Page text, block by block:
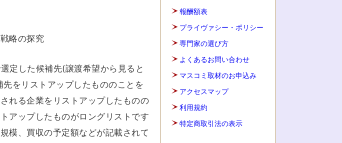
略の探究
定した候補先(譲渡希望から見ると
をリストアップしたもののことを
れる企業をリストアップしたものの
アップしたものがロングリストです
模、買収の予定額などが記載されて
報酬額表
プライヴァシー・ポリシー
専門家の選び方
よくあるお問い合わせ
マスコミ取材のお申込み
アクセスマップ
利用規約
特定商取引法の表示